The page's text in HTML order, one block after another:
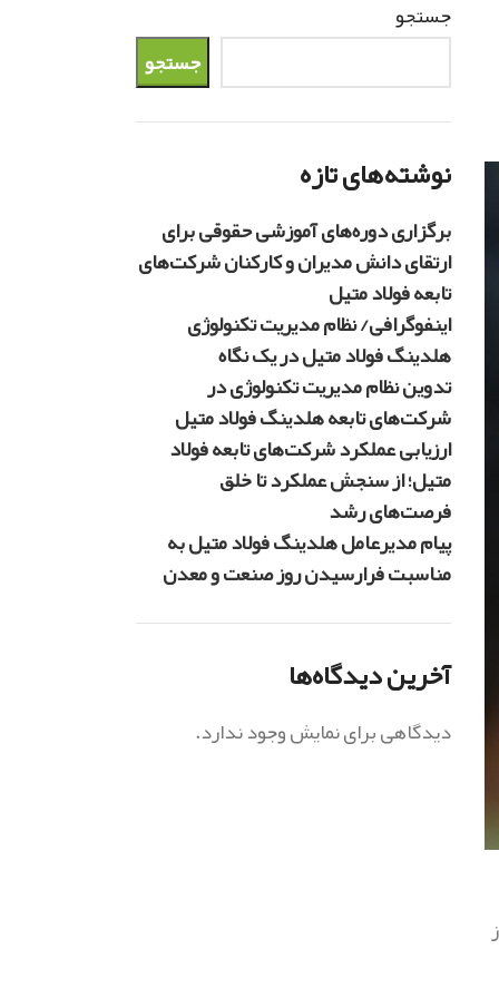
جستجو
جستجو
نوشته‌های تازه
برگزاری دوره‌های آموزشی حقوقی برای
ارتقای دانش مدیران و کارکنان شرکت‌های
تابعه فولاد متیل
اینفوگرافی/ نظام مدیریت تکنولوژی
هلدینگ فولاد متیل در یک نگاه
تدوین نظام مدیریت تکنولوژی در
شرکت‌های تابعه هلدینگ فولاد متیل
ارزیابی عملکرد شرکت‌های تابعه فولاد
متیل؛ از سنجش عملکرد تا خلق
فرصت‌های رشد
پیام مدیرعامل هلدینگ فولاد متیل به
مناسبت فرارسیدن روز صنعت و معدن
آخرین دیدگاه‌ها
دیدگاهی برای نمایش وجود ندارد.